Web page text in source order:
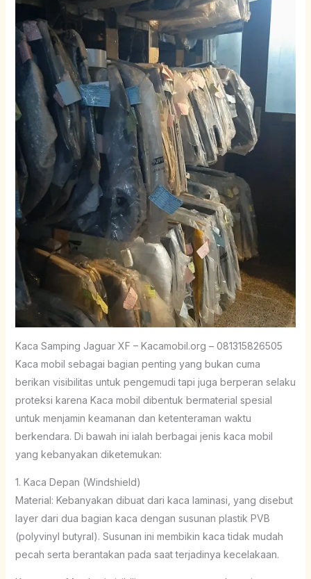
Kaca Samping Jaguar XF – Kacamobil.org – 081315826505
Kaca mobil sebagai bagian penting yang bukan cuma
berikan visibilitas untuk pengemudi tapi juga berperan selaku
proteksi karena Kaca mobil dibentuk bermaterial spesial
untuk menjamin keamanan dan ketenteraman waktu
berkendara. Di bawah ini ialah berbagai jenis kaca mobil
yang kebanyakan diketemukan:
1. Kaca Depan (Windshield)
Material: Kebanyakan dibuat dari kaca laminasi, yang disebut
layer dari dua bagian kaca dengan susunan plastik PVB
(polyvinyl butyral). Susunan ini membikin kaca tidak mudah
pecah serta berantakan pada saat terjadinya kecelakaan.